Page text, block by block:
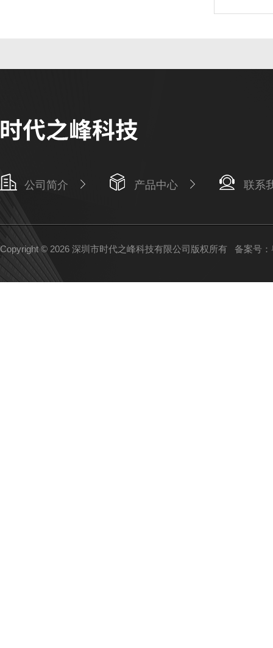
公司简介 产品中心 联系
Copyright © 2026 深圳市时代之峰科技有限公司版权所有 备案号